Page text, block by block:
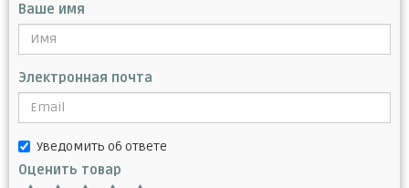
Ваше имя
Электронная почта
Уведомить об ответе
Оценить товар